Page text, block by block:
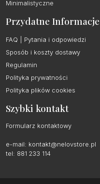
Minimalistyczne
Przydatne Informacje
FAQ | Pytania i odpowiedzi
Sposób i koszty dostawy
Regulamin
Polityka prywatności
Polityka plików cookies
Szybki kontakt
Formularz kontaktowy
e-mail: kontakt@nelovstore.pl
tel: 881 233 114